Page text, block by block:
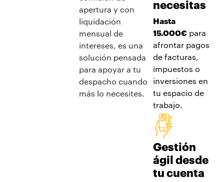
apertura y con
liquidación
mensual de
intereses, es una
solución pensada
para apoyar a tu
despacho cuando
más lo necesites.
necesitas
Hasta
15.000€ para
afrontar pagos
de facturas,
impuestos o
inversiones en
tu espacio de
trabajo.
Gestión
ágil desde
tu cuenta